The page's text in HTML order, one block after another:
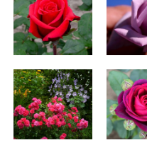
Red Berlin
Heidetraum